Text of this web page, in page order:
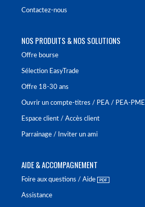
Contactez-nous
NOS PRODUITS & NOS SOLUTIONS
Offre bourse
Sélection EasyTrade
Offre 18-30 ans
Ouvrir un compte-titres / PEA / PEA-PME
Espace client / Accès client
Parrainage / Inviter un ami
AIDE & ACCOMPAGNEMENT
Foire aux questions / Aide
Assistance